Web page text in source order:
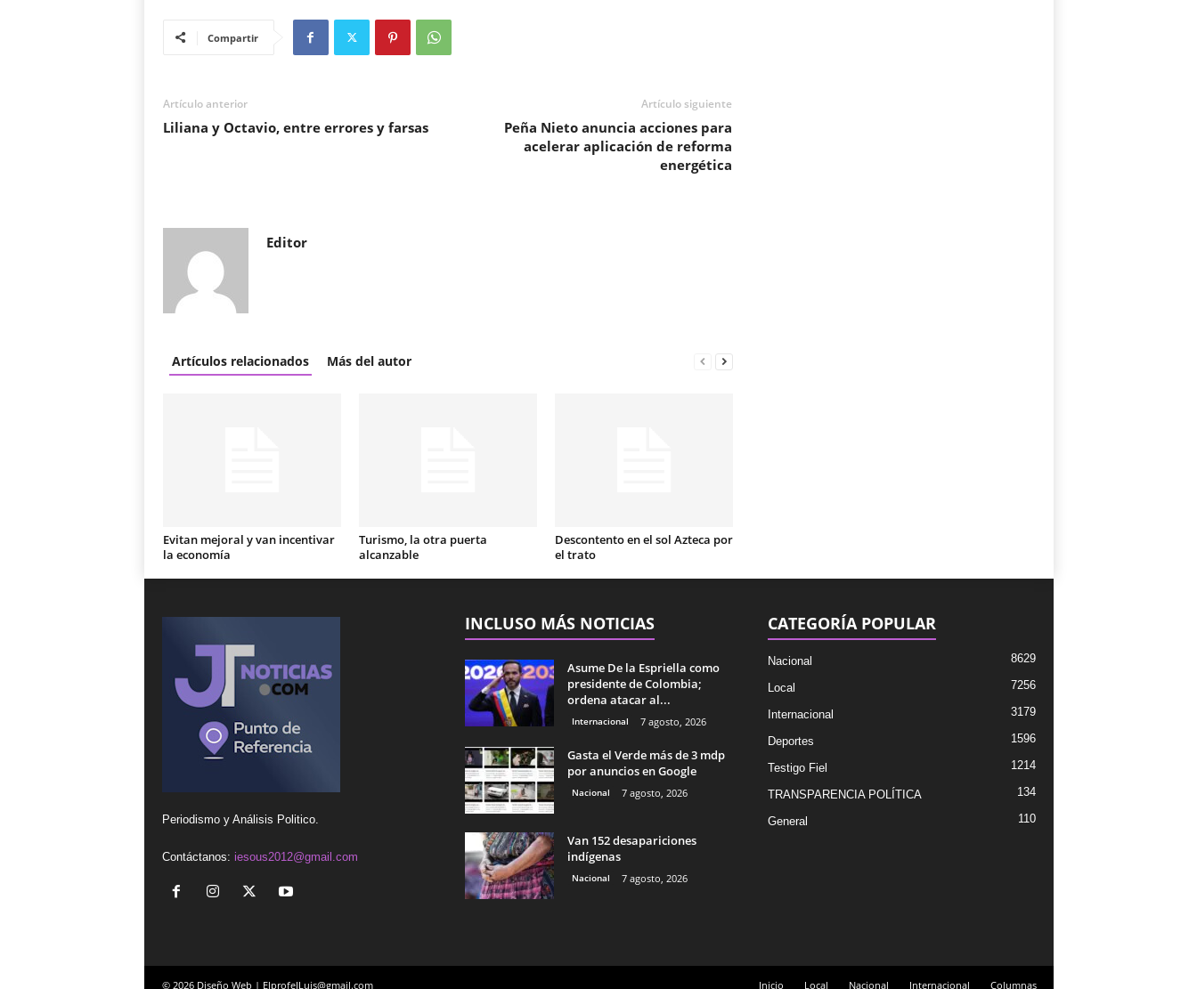
Compartir
Artículo anterior
Liliana y Octavio, entre errores y farsas
Artículo siguiente
Peña Nieto anuncia acciones para
acelerar aplicación de reforma
energética
Editor
Artículos relacionados Más del autor
Evitan mejoral y van incentivar
la economía
Turismo, la otra puerta
alcanzable
Descontento en el sol Azteca por
el trato
Periodismo y Análisis Politico.
Contáctanos: iesous2012@gmail.com
INCLUSO MÁS NOTICIAS
Asume De la Espriella como
presidente de Colombia;
ordena atacar al...
Internacional 7 agosto, 2026
Gasta el Verde más de 3 mdp
por anuncios en Google
Nacional 7 agosto, 2026
Van 152 desapariciones
indígenas
Nacional 7 agosto, 2026
CATEGORÍA POPULAR
Nacional 8629
Local 7256
Internacional 3179
Deportes 1596
Testigo Fiel 1214
TRANSPARENCIA POLÍTICA 134
General 110
Inicio Local Nacional Internacional Columnas
© 2026 Diseño Web | ElprofeJLuis@gmail.com